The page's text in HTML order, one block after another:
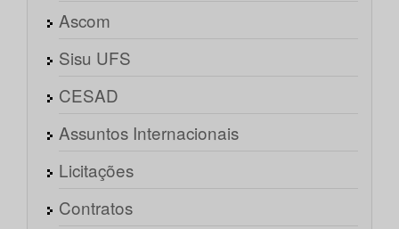
Ascom
Sisu UFS
CESAD
Assuntos Internacionais
Licitações
Contratos